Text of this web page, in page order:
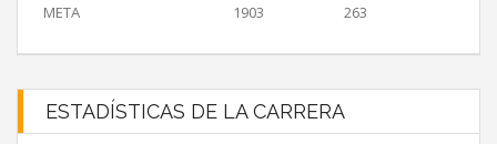
META
1903 263
ESTADÍSTICAS DE LA CARRERA